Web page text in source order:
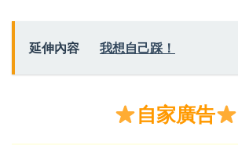
延伸內容 我想自己踩！
自家廣告